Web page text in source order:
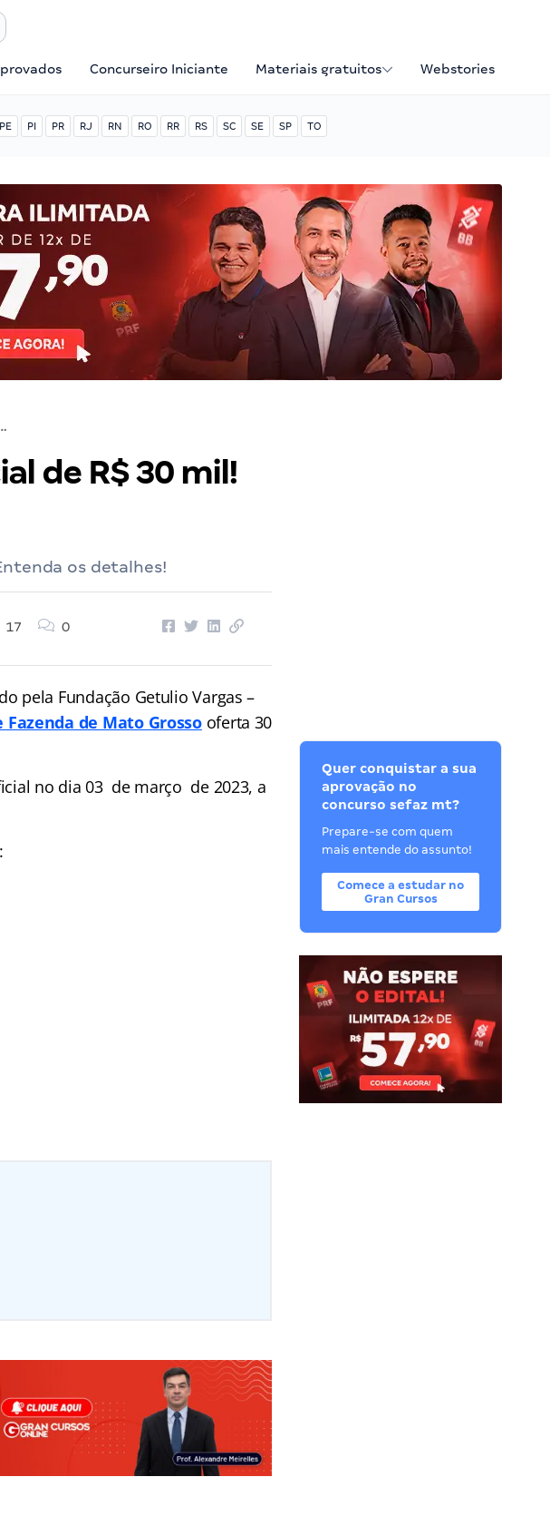
Concurseiro Iniciante Materiais gratuitos Webstories
PE PI PR RJ RN RO RR RS SC SE SP TO
de R$ 30 mil! Saiba mais!
de R$ 30 mil!
os detalhes!
17 0
pela Fundação Getulio Vargas –
de Mato Grossooferta 30
no dia 03 de março de 2023, a
Quer conquistar a sua
aprovação no
concurso sefaz mt?
Prepare-se com quem
mais entende do assunto!
Comece a estudar no
Gran Cursos